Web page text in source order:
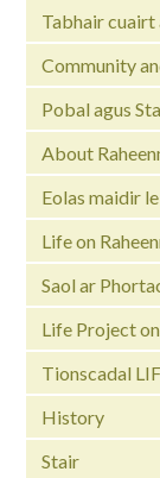
Tabhair
Community
Pobal agus
About
Eolas maidir
Life on
Saol ar
Life Project
Tionscadal
History
Stair